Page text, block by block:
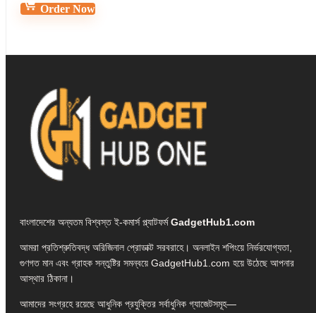
Order Now
বাংলাদেশের অন্যতম বিশ্বস্ত ই-কমার্স প্ল্যাটফর্মGadgetHub1.com
আমরা প্রতিশ্রুতিবদ্ধ অরিজিনাল প্রোডাক্ট সরবরাহে। অনলাইন শপিংয়ে নির্ভরযোগ্যতা,
গুণগত মান এবং গ্রাহক সন্তুষ্টির সমন্বয়ে GadgetHub1.com হয়ে উঠেছে আপনার
আস্থার ঠিকানা।
আমাদের সংগ্রহে রয়েছে আধুনিক প্রযুক্তির সর্বাধুনিক গ্যাজেটসমূহ—